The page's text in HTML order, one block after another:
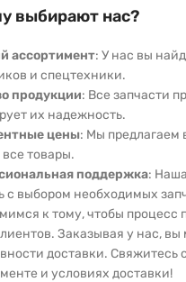
выбирают нас?
ассортимент: У нас вы
и спецтехники.
продукции: Все запчасти
их надежность.
цены: Мы предлагаем
товары.
поддержка:
с выбором необходимых
к тому, чтобы
Заказывая у нас,
доставки. Свяжитесь
и условиях доставки!